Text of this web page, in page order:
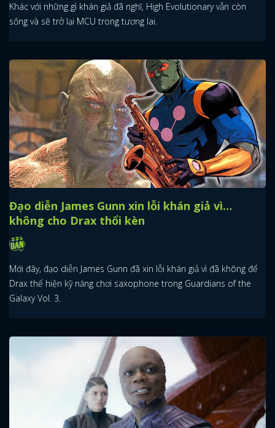
Khác với những gì khán giả đã nghĩ, High Evolutionary vẫn còn
sống và sẽ trở lại MCU trong tương lai.
Đạo diễn James Gunn xin lỗi khán giả vì…
không cho Drax thổi kèn
Mới đây, đạo diễn James Gunn đã xin lỗi khán giả vì đã không để
Drax thể hiện kỹ năng chơi saxophone trong Guardians of the
Galaxy Vol. 3.